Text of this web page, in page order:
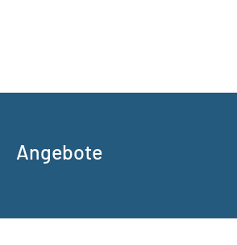
Angebote